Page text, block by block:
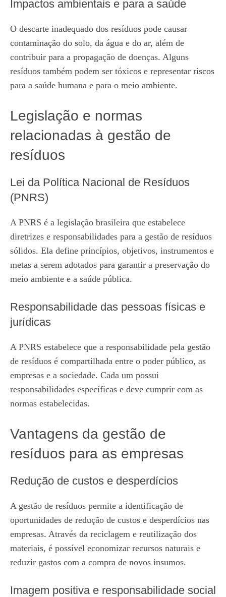
Impactos ambientais e para a saúde
O descarte inadequado dos resíduos pode causar
contaminação do solo, da água e do ar, além de
contribuir para a propagação de doenças. Alguns
resíduos também podem ser tóxicos e representar riscos
para a saúde humana e para o meio ambiente.
Legislação e normas
relacionadas à gestão de
resíduos
Lei da Política Nacional de Resíduos
(PNRS)
A PNRS é a legislação brasileira que estabelece
diretrizes e responsabilidades para a gestão de resíduos
sólidos. Ela define princípios, objetivos, instrumentos e
metas a serem adotados para garantir a preservação do
meio ambiente e a saúde pública.
Responsabilidade das pessoas físicas e
jurídicas
A PNRS estabelece que a responsabilidade pela gestão
de resíduos é compartilhada entre o poder público, as
empresas e a sociedade. Cada um possui
responsabilidades específicas e deve cumprir com as
normas estabelecidas.
Vantagens da gestão de
resíduos para as empresas
Redução de custos e desperdícios
A gestão de resíduos permite a identificação de
oportunidades de redução de custos e desperdícios nas
empresas. Através da reciclagem e reutilização dos
materiais, é possível economizar recursos naturais e
reduzir gastos com a compra de novos insumos.
Imagem positiva e responsabilidade social